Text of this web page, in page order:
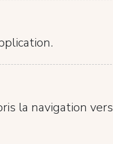
la navigation vers